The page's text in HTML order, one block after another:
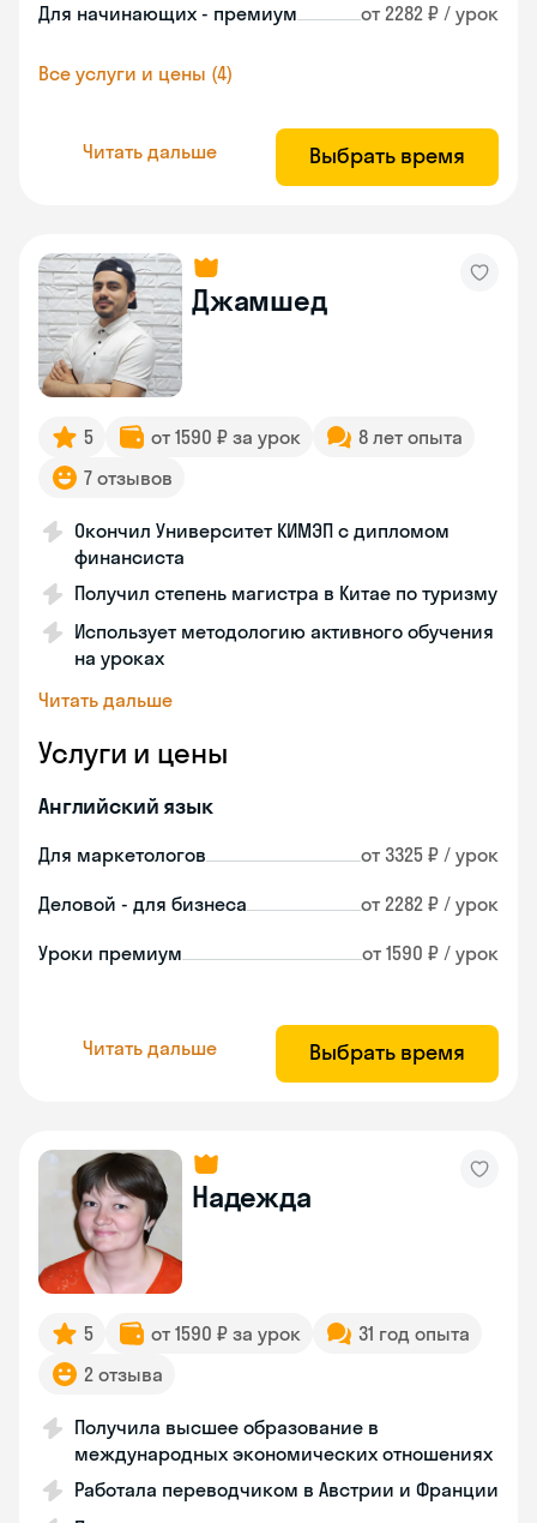
Для начинающих - премиум от 2282 ₽ / урок
Все услуги и цены (4)
Читать дальше Выбрать время
Джамшед
5 от 1590 ₽ за урок
8 лет опыта
7 отзывов
Окончил Университет КИМЭП с дипломом
финансиста
Получил степень магистра в Китае по туризму
Использует методологию активного обучения
на уроках
Читать дальше
Услуги и цены
Английский язык
Для маркетологов от 3325 ₽ / урок
Деловой - для бизнеса от 2282 ₽ / урок
Уроки премиум от 1590 ₽ / урок
Читать дальше Выбрать время
Надежда
5 от 1590 ₽ за урок
31 год опыта
2 отзыва
Получила высшее образование в
международных экономических отношениях
Работала переводчиком в Австрии и Франции